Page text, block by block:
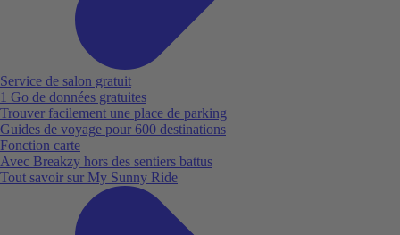
Service de salon gratuit
1 Go de données gratuites
Trouver facilement une place de parking
Guides de voyage pour 600 destinations
Fonction carte
Avec Breakzy hors des sentiers battus
Tout savoir sur My Sunny Ride